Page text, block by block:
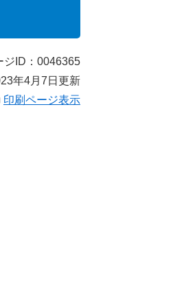
ジID：0046365
年4月7日更新
印刷ページ表示